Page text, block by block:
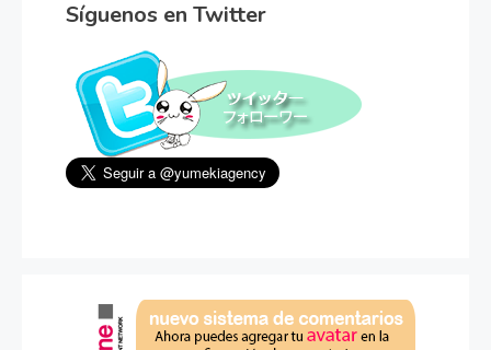
Síguenos en Twitter